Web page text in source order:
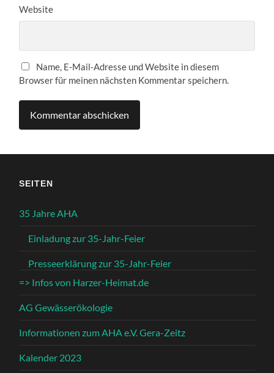
Website
Name, E-Mail-Adresse und Website in diesem
Browser für meinen nächsten Kommentar speichern.
SEITEN
35 Jahre AHA
Einladung zur 35-Jahr-Feier
Presseerklärung zur 35-Jahr-Feier
=> Infos von Harzer-Heimat.de
AG Gewässerökologie
Informationen zum AHA e.V. Gera-Zeitz
Kalender 2023